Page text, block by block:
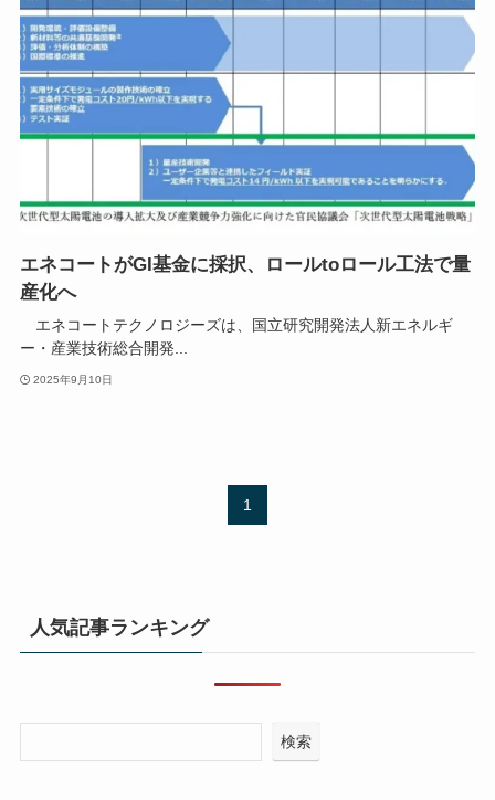
エネコートがGI基金に採択、ロールtoロール工法で量
産化へ
エネコートテクノロジーズは、国立研究開発法人新エネルギ
ー・産業技術総合開発...
2025年9月10日
1
人気記事ランキング
検索